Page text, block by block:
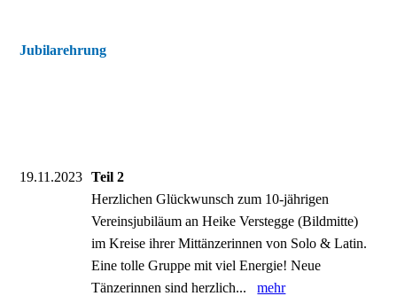
Jubilarehrung
19.11.2023
Teil 2
Herzlichen Glückwunsch zum 10-jährigen
Vereinsjubiläum an Heike Verstegge (Bildmitte)
im Kreise ihrer Mittänzerinnen von Solo & Latin.
Eine tolle Gruppe mit viel Energie! Neue
Tänzerinnen sind herzlich...mehr